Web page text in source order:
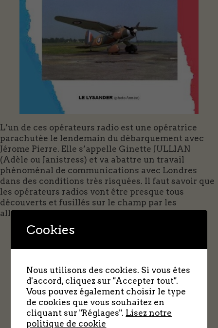
L’un de ces opérateurs radio est une opératrice
parachutée le lendemain du débarquement avec
Jérome Pierre. Elle s’appelle Ginette JULLIAN
(Adèle ou Janistress) et va abattre un travail
phénoménal de communications avec Londres
dans des conditions très risquées. Il faut savoir que
les opérateurs radios vont être presque tous
découverts et fusillés sur le champ par les
allemands.
Ginette Jullian (Adèle)
Cookies
Nous utilisons des cookies. Si vous êtes
d'accord, cliquez sur "Accepter tout".
Vous pouvez également choisir le type
de cookies que vous souhaitez en
cliquant sur "Réglages". Lisez notre
politique de cookie